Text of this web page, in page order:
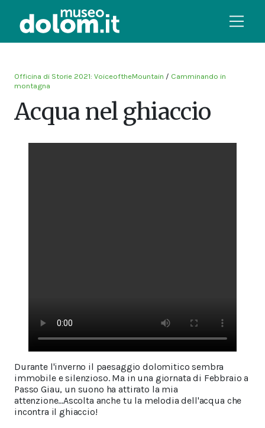
Officina di Storie 2021: VoiceoftheMountain / Camminando in
montagna
Acqua nel ghiaccio
Durante l'inverno il paesaggio dolomitico sembra
immobile e silenzioso. Ma in una giornata di Febbraio a
Passo Giau, un suono ha attirato la mia
attenzione...Ascolta anche tu la melodia dell'acqua che
incontra il ghiaccio!